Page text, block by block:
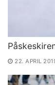
22. APRIL